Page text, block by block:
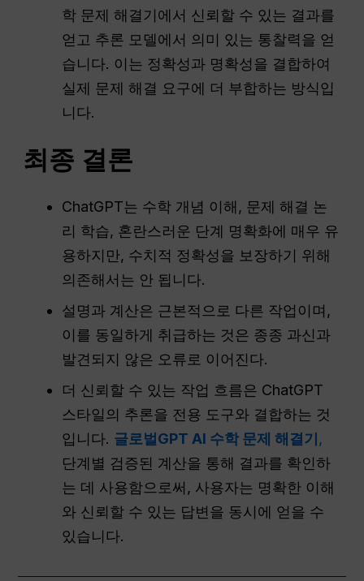
학 문제 해결기에서 신뢰할 수 있는 결과를
얻고 추론 모델에서 의미 있는 통찰력을 얻
습니다. 이는 정확성과 명확성을 결합하여
실제 문제 해결 요구에 더 부합하는 방식입
니다.
최종 결론
ChatGPT는 수학 개념 이해, 문제 해결 논
리 학습, 혼란스러운 단계 명확화에 매우 유
용하지만, 수치적 정확성을 보장하기 위해
의존해서는 안 됩니다.
설명과 계산은 근본적으로 다른 작업이며,
이를 동일하게 취급하는 것은 종종 과신과
발견되지 않은 오류로 이어진다.
더 신뢰할 수 있는 작업 흐름은 ChatGPT
스타일의 추론을 전용 도구와 결합하는 것
입니다. 글로벌GPT AI 수학 문제 해결기 ,
단계별 검증된 계산을 통해 결과를 확인하
는 데 사용함으로써, 사용자는 명확한 이해
와 신뢰할 수 있는 답변을 동시에 얻을 수
있습니다.